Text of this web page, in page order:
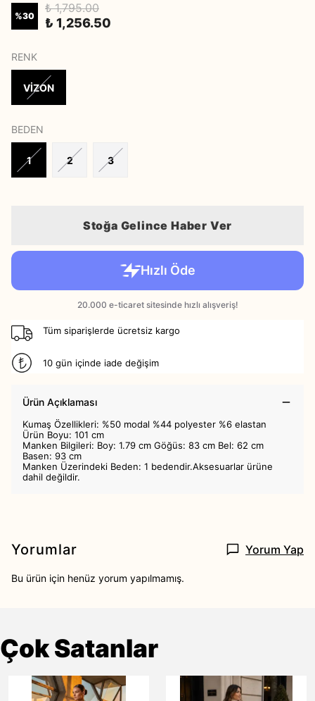
%30
₺ 1,795.00
₺ 1,256.50
RENK
VİZON
BEDEN
1 2 3
Stoğa Gelince Haber Ver
Tüm siparişlerde ücretsiz kargo
10 gün içinde iade değişim
Ürün Açıklaması
Kumaş Özellikleri: %50 modal %44 polyester %6 elastan
Ürün Boyu: 101 cm
Manken Bilgileri: Boy: 1.79 cm Göğüs: 83 cm Bel: 62 cm
Basen: 93 cm
Manken Üzerindeki Beden: 1 bedendir.Aksesuarlar ürüne
dahil değildir.
Yorumlar Yorum Yap
Bu ürün için henüz yorum yapılmamış.
Çok Satanlar